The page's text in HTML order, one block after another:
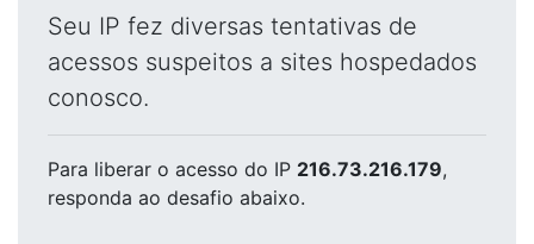
Seu IP fez diversas tentativas de
acessos suspeitos a sites hospedados
conosco.
Para liberar o acesso do IP 216.73.216.179,
responda ao desafio abaixo.